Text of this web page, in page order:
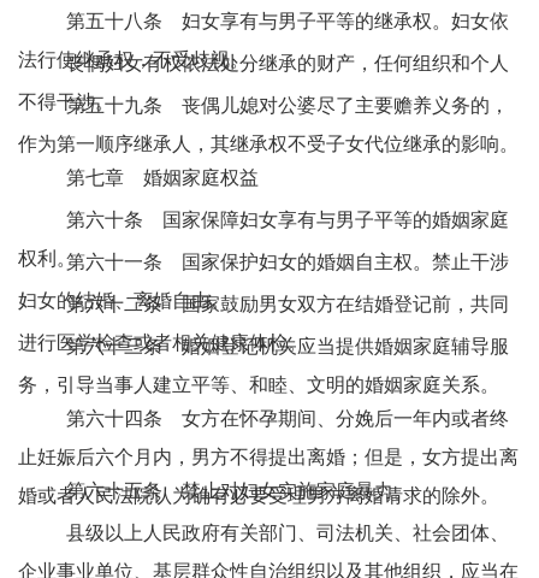
第五十八条 妇女享有与男子平等的继承权。妇女依
法行使继承权，不受歧视。
丧偶妇女有权依法处分继承的财产，任何组织和个人
不得干涉。第五十九条 丧偶儿媳对公婆尽了主要赡养义务的，
作为第一顺序继承人，其继承权不受子女代位继承的影响。
第七章 婚姻家庭权益
第六十条 国家保障妇女享有与男子平等的婚姻家庭
权利。第六十一条 国家保护妇女的婚姻自主权。禁止干涉
妇女的结婚、离婚自由。
第六十二条 国家鼓励男女双方在结婚登记前，共同
进行医学检查或者相关健康体检。
第六十三条 婚姻登记机关应当提供婚姻家庭辅导服
务，引导当事人建立平等、和睦、文明的婚姻家庭关系。
第六十四条 女方在怀孕期间、分娩后一年内或者终
止妊娠后六个月内，男方不得提出离婚；但是，女方提出离
婚或者人民法院认为确有必要受理男方离婚请求的除外。
第六十五条 禁止对妇女实施家庭暴力。
县级以上人民政府有关部门、司法机关、社会团体、
企业事业单位、基层群众性自治组织以及其他组织，应当在